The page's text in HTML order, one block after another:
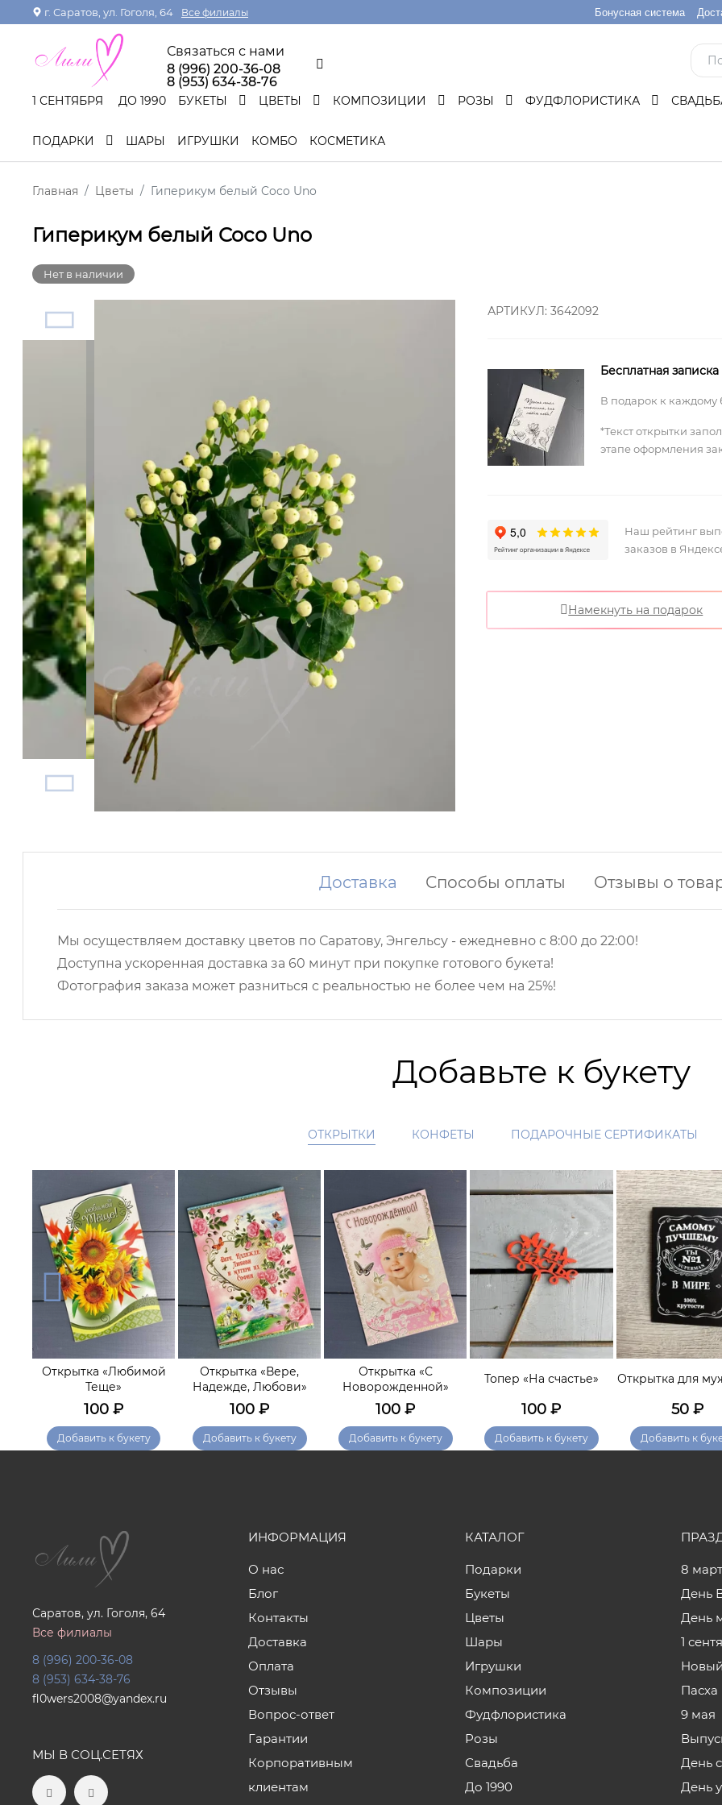
г. Саратов, ул. Гоголя, 64 Все филиалы Бонусная система
Связаться с нами
8 (996) 200-36-08
8 (953) 634-38-76
1 СЕНТЯБРЯ ДО 1990 БУКЕТЫ ЦВЕТЫ КОМПОЗИЦИИ РОЗЫ ФУДФЛОРИСТИКА
ПОДАРКИ ШАРЫ ИГРУШКИ КОМБО КОСМЕТИКА
Главная Цветы Гиперикум белый Coco Uno
Гиперикум белый Coco Uno
Нет в наличии
АРТИКУЛ: 3642092
Бесплатная записка
В подарок к каждому
*Текст открытки
этапе оформления
Наш рейтинг
заказов в
Намекнуть на подарок
Доставка Способы оплаты Отзывы о
Мы осуществляем доставку цветов по Саратову, Энгельсу - ежедневно с 8:00 до 22:00!
Доступна ускоренная доставка за 60 минут при покупке готового букета!
Фотография заказа может разниться с реальностью не более чем на 25%!
Добавьте к букету
ОТКРЫТКИ КОНФЕТЫ ПОДАРОЧНЫЕ СЕРТИФИКАТЫ
Открытка «Любимой
Теще»
100 ₽
Добавить к букету
Открытка «Вере,
Надежде, Любови»
100 ₽
Добавить к букету
Открытка «С
Новорожденной»
100 ₽
Добавить к букету
Топер «На счастье»
100 ₽
Добавить к букету
Открытка для
50 ₽
Добавить к
Саратов, ул. Гоголя, 64
Все филиалы
8 (996) 200-36-08
8 (953) 634-38-76
fl0wers2008@yandex.ru
МЫ В СОЦ.СЕТЯХ
ИНФОРМАЦИЯ
О нас
Блог
Контакты
Доставка
Оплата
Отзывы
Вопрос-ответ
Гарантии
Корпоративным
клиентам
КАТАЛОГ
Подарки
Букеты
Цветы
Шары
Игрушки
Композиции
Фудфлористика
Розы
Свадьба
До 1990
8
День
День
1
Пасха
9 мая
День
День